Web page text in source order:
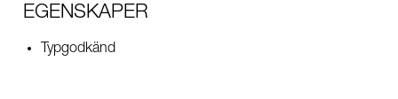
EGENSKAPER
Typgodkänd